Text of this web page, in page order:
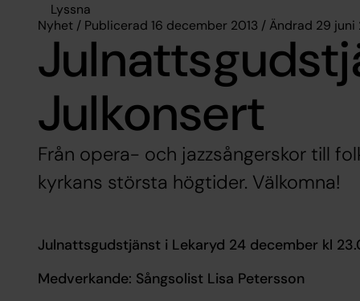
Lyssna
Nyhet / Publicerad 16 december 2013 / Ändrad 29 juni
Julkonsert
Från opera- och jazzsångerskor till
kyrkans största högtider. Välkomna!
Julnattsgudstjänst i Lekaryd 24 december kl
Medverkande: Sångsolist Lisa Petersson